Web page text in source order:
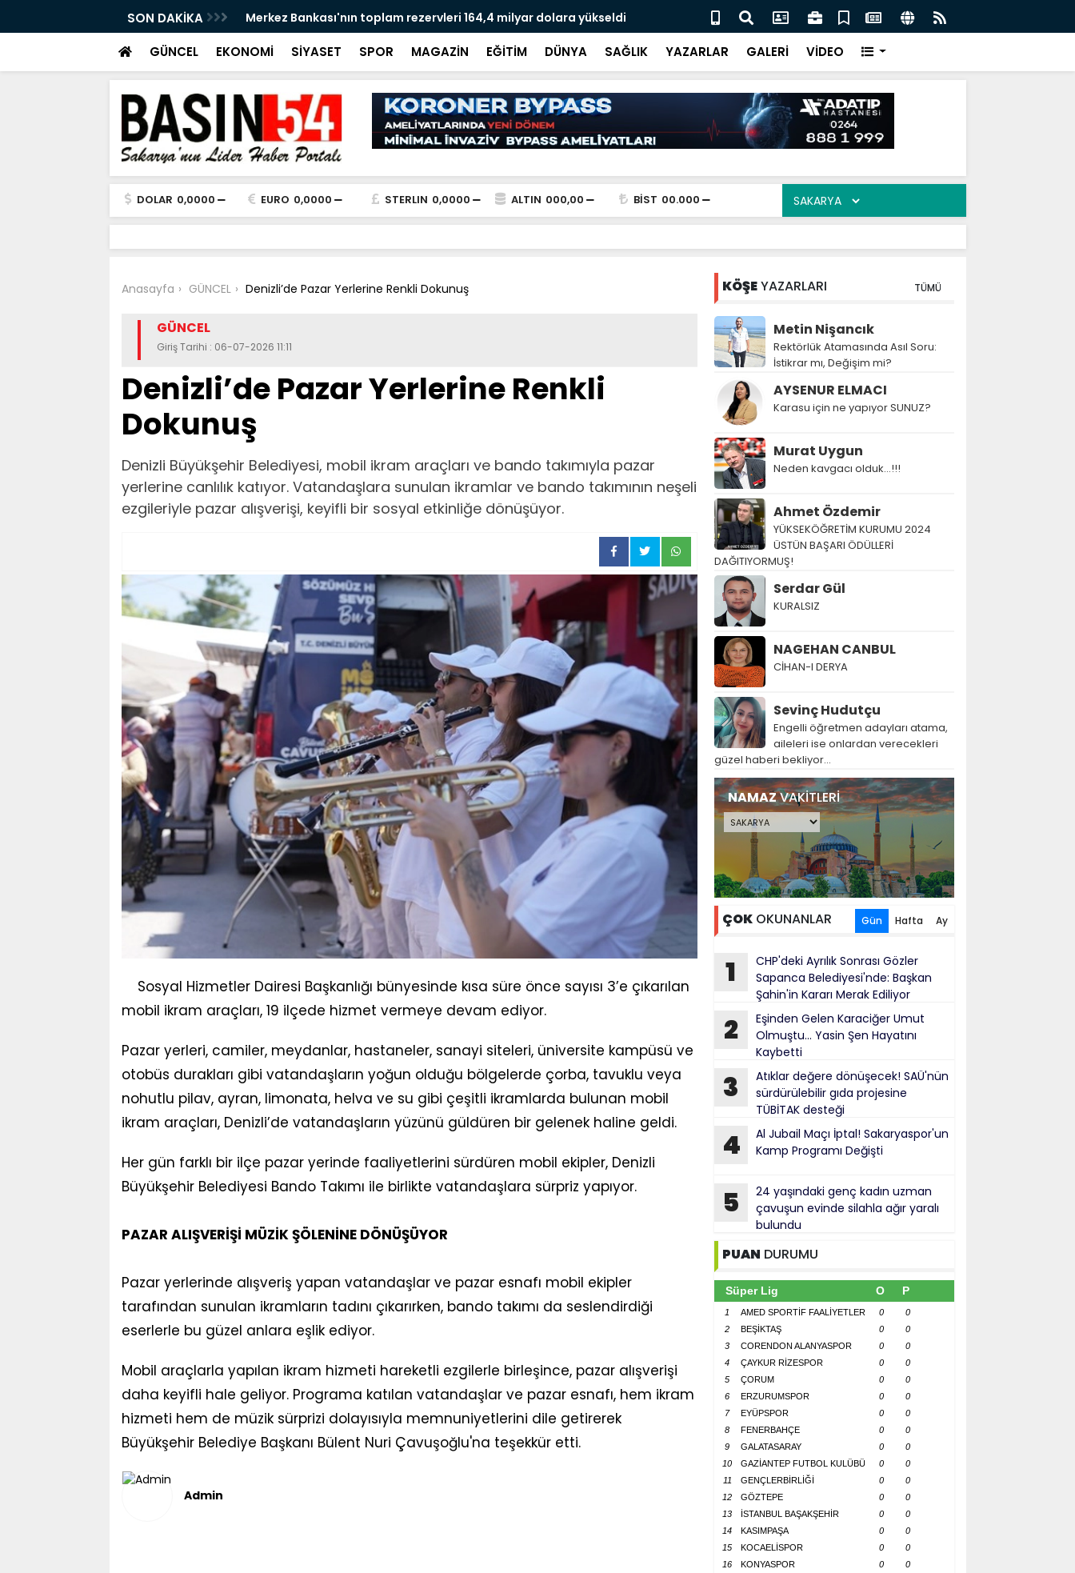
SON DAKİKA
164,4 milyar dolara yükseldi
Serdivan'da Açık Hava Sinema Geceleri başladı! Mahalleler yaz
akşamlarında buluşuyor
5 Eylül’e kadar başvuranlar yararlanabilecek! 100 haneye ücretsiz
doğal gaz desteği
GÜNCEL EKONOMİ SİYASET SPOR MAGAZİN EĞİTİM DÜNYA SAĞLIK YAZARLAR GALERİ VİDEO
DOLAR 0,0000 EURO 0,0000 STERLIN 0,0000 ALTIN 000,00 BİST 00.000
Anasayfa GÜNCEL Denizli’de Pazar Yerlerine Renkli Dokunuş
GÜNCEL
Giriş Tarihi : 06-07-2026 11:11
Denizli’de Pazar Yerlerine Renkli
Dokunuş
Denizli Büyükşehir Belediyesi, mobil ikram araçları ve bando takımıyla pazar
yerlerine canlılık katıyor. Vatandaşlara sunulan ikramlar ve bando takımının neşeli
ezgileriyle pazar alışverişi, keyifli bir sosyal etkinliğe dönüşüyor.
Sosyal Hizmetler Dairesi Başkanlığı bünyesinde kısa süre önce sayısı 3’e çıkarılan
mobil ikram araçları, 19 ilçede hizmet vermeye devam ediyor.
Pazar yerleri, camiler, meydanlar, hastaneler, sanayi siteleri, üniversite kampüsü ve
otobüs durakları gibi vatandaşların yoğun olduğu bölgelerde çorba, tavuklu veya
nohutlu pilav, ayran, limonata, helva ve su gibi çeşitli ikramlarda bulunan mobil
ikram araçları, Denizli’de vatandaşların yüzünü güldüren bir gelenek haline geldi.
Her gün farklı bir ilçe pazar yerinde faaliyetlerini sürdüren mobil ekipler, Denizli
Büyükşehir Belediyesi Bando Takımı ile birlikte vatandaşlara sürpriz yapıyor.
PAZAR ALIŞVERİŞİ MÜZİK ŞÖLENİNE DÖNÜŞÜYOR
Pazar yerlerinde alışveriş yapan vatandaşlar ve pazar esnafı mobil ekipler
tarafından sunulan ikramların tadını çıkarırken, bando takımı da seslendirdiği
eserlerle bu güzel anlara eşlik ediyor.
Mobil araçlarla yapılan ikram hizmeti hareketli ezgilerle birleşince, pazar alışverişi
daha keyifli hale geliyor. Programa katılan vatandaşlar ve pazar esnafı, hem ikram
hizmeti hem de müzik sürprizi dolayısıyla memnuniyetlerini dile getirerek
Büyükşehir Belediye Başkanı Bülent Nuri Çavuşoğlu'na teşekkür etti.
Admin
KÖŞEYAZARLARI TÜMÜ
Metin Nişancık
Rektörlük Atamasında Asıl Soru:
İstikrar mı, Değişim mi?
AYSENUR ELMACI
Karasu için ne yapıyor SUNUZ?
Murat Uygun
Neden kavgacı olduk…!!!
Ahmet Özdemir
YÜKSEKÖĞRETİM KURUMU 2024
ÜSTÜN BAŞARI ÖDÜLLERİ
DAĞITIYORMUŞ!
Serdar Gül
KURALSIZ
NAGEHAN CANBUL
CİHAN-I DERYA
Sevinç Hudutçu
Engelli öğretmen adayları atama,
aileleri ise onlardan verecekleri
güzel haberi bekliyor...
NAMAZVAKİTLERİ
ÇOKOKUNANLAR Gün Hafta Ay
1
CHP'deki Ayrılık Sonrası Gözler
Sapanca Belediyesi'nde: Başkan
Şahin'in Kararı Merak Ediliyor
2
Eşinden Gelen Karaciğer Umut
Olmuştu... Yasin Şen Hayatını
Kaybetti
3
Atıklar değere dönüşecek! SAÜ'nün
sürdürülebilir gıda projesine
TÜBİTAK desteği
4
Al Jubail Maçı İptal! Sakaryaspor'un
Kamp Programı Değişti
5
24 yaşındaki genç kadın uzman
çavuşun evinde silahla ağır yaralı
bulundu
PUAN DURUMU
Süper Lig O P
1 AMED SPORTİF FAALİYETLER 0
0
2
BEŞİKTAŞ 0
0
3
CORENDON ALANYASPOR 0
0
4
ÇAYKUR RİZESPOR 0
0
5
ÇORUM 0
0
6
ERZURUMSPOR 0
0
7
EYÜPSPOR 0
0
8
FENERBAHÇE 0
0
9
GALATASARAY 0
0
10
GAZİANTEP FUTBOL KULÜBÜ 0
0
11
GENÇLERBİRLİĞİ 0
0
12
GÖZTEPE 0
0
13
İSTANBUL BAŞAKŞEHİR 0
0
14
KASIMPAŞA 0
0
15
KOCAELİSPOR 0
0
16
KONYASPOR 0
0